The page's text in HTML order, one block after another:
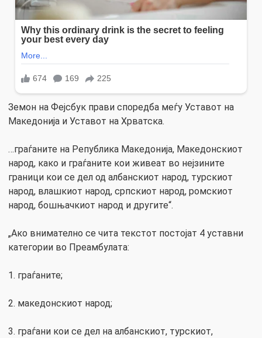
Земон на Фејсбук прави споредба меѓу Уставот на
Македонија и Уставот на Хрватска.
…граѓаните на Република Македонија, Македонскиот
народ, како и граѓаните кои живеат во нејзините
граници кои се дел од албанскиот народ, турскиот
народ, влашкиот народ, српскиот народ, ромскиот
народ, бошњачкиот народ и другите“.
„Ако внимателно се чита текстот постојат 4 уставни
категории во Преамбулата:
1. граѓаните;
2. македонскиот народ;
3. граѓани кои се дел на албанскиот, турскиот,